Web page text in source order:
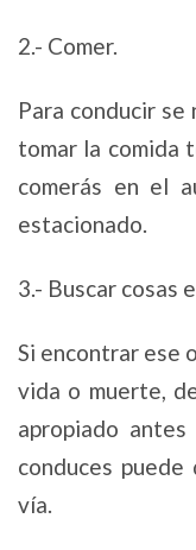
2.- Comer.
Para conducir se
tomar la comida
comerás en el
estacionado.
3.- Buscar cosas
Si encontrar ese
vida o muerte,
apropiado
conduces
vía.